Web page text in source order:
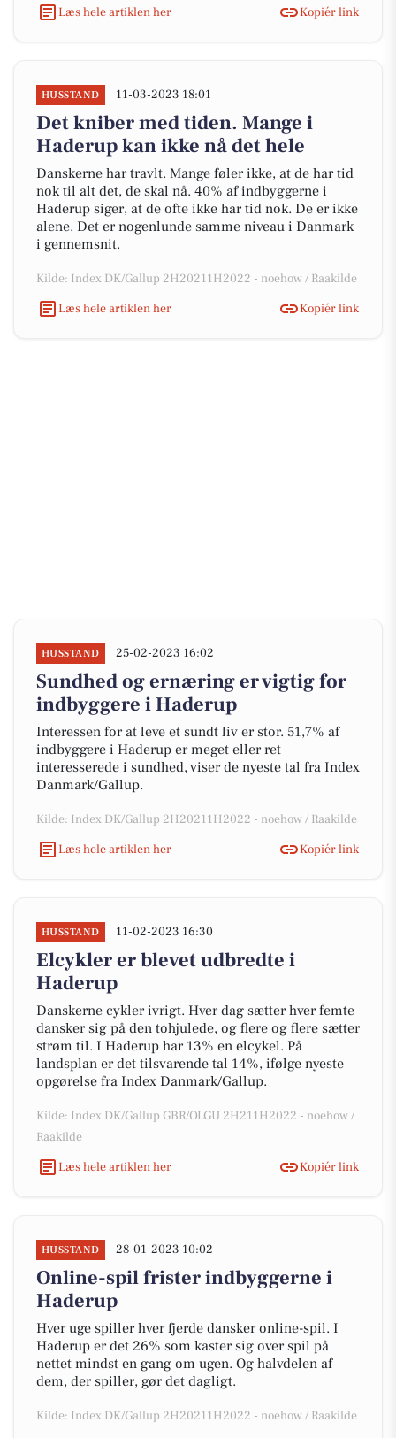
Læs hele artiklen her
Kopiér link
HUSSTAND 11-03-2023 18:01
Det kniber med tiden. Mange i
Haderup kan ikke nå det hele
Danskerne har travlt. Mange føler ikke, at de har tid
nok til alt det, de skal nå. 40% af indbyggerne i
Haderup siger, at de ofte ikke har tid nok. De er ikke
alene. Det er nogenlunde samme niveau i Danmark
i gennemsnit.
Kilde: Index DK/Gallup 2H20211H2022 - noehow / Raakilde
Læs hele artiklen her
Kopiér link
HUSSTAND 25-02-2023 16:02
Sundhed og ernæring er vigtig for
indbyggere i Haderup
Interessen for at leve et sundt liv er stor. 51,7% af
indbyggere i Haderup er meget eller ret
interesserede i sundhed, viser de nyeste tal fra Index
Danmark/Gallup.
Kilde: Index DK/Gallup 2H20211H2022 - noehow / Raakilde
Læs hele artiklen her
Kopiér link
HUSSTAND 11-02-2023 16:30
Elcykler er blevet udbredte i
Haderup
Danskerne cykler ivrigt. Hver dag sætter hver femte
dansker sig på den tohjulede, og flere og flere sætter
strøm til. I Haderup har 13% en elcykel. På
landsplan er det tilsvarende tal 14%, ifølge nyeste
opgørelse fra Index Danmark/Gallup.
Kilde: Index DK/Gallup GBR/OLGU 2H211H2022 - noehow /
Raakilde
Læs hele artiklen her
Kopiér link
HUSSTAND 28-01-2023 10:02
Online-spil frister indbyggerne i
Haderup
Hver uge spiller hver fjerde dansker online-spil. I
Haderup er det 26% som kaster sig over spil på
nettet mindst en gang om ugen. Og halvdelen af
dem, der spiller, gør det dagligt.
Kilde: Index DK/Gallup 2H20211H2022 - noehow / Raakilde